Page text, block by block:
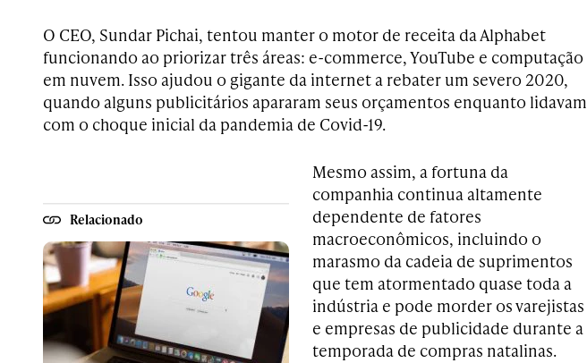
O CEO, Sundar Pichai, tentou manter o motor de receita da Alphabet
funcionando ao priorizar três áreas: e-commerce, YouTube e computação
em nuvem. Isso ajudou o gigante da internet a rebater um severo 2020,
quando alguns publicitários apararam seus orçamentos enquanto lidavam
com o choque inicial da pandemia de Covid-19.
Relacionado
Mesmo assim, a fortuna da
companhia continua altamente
dependente de fatores
macroeconômicos, incluindo o
marasmo da cadeia de suprimentos
que tem atormentado quase toda a
indústria e pode morder os varejistas
e empresas de publicidade durante a
temporada de compras natalinas.